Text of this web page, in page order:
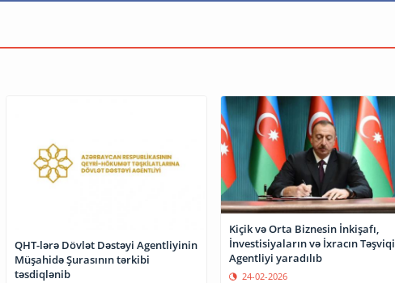
QHT-lərə Dövlət Dəstəyi Agentliyinin
Müşahidə Şurasının tərkibi
təsdiqlənib
Kiçik və Orta Biznesin İnkişafı,
İnvestisiyaların və İxracın Təşviqi
Agentliyi yaradılıb
24-02-2026